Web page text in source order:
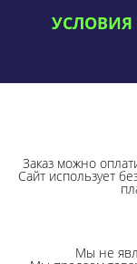
УСЛОВИЯ
Заказ можно
Сайт использует
Мы не